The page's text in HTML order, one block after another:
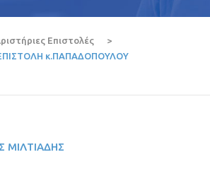
Επιστολές
>
κ.ΠΑΠΑΔΟΠΟΥΛΟΥ